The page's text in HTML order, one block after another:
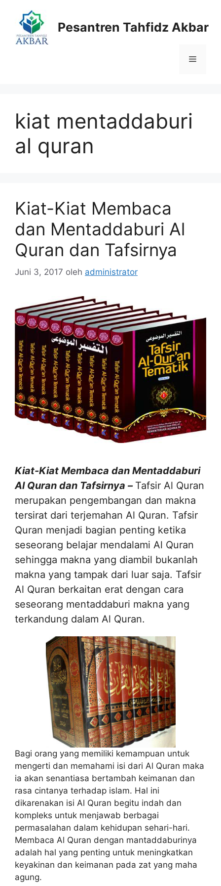
Pesantren Tahfidz Akbar
Menu
kiat mentaddaburi
al quran
Kiat-Kiat Membaca
dan Mentaddaburi Al
Quran dan Tafsirnya
Juni 3, 2017 oleh administrator
Kiat-Kiat Membaca dan Mentaddaburi
Al Quran dan Tafsirnya – Tafsir Al Quran
merupakan pengembangan dan makna
tersirat dari terjemahan Al Quran. Tafsir
Quran menjadi bagian penting ketika
seseorang belajar mendalami Al Quran
sehingga makna yang diambil bukanlah
makna yang tampak dari luar saja. Tafsir
Al Quran berkaitan erat dengan cara
seseorang mentaddaburi makna yang
terkandung dalam Al Quran.
Bagi orang yang memiliki kemampuan untuk
mengerti dan memahami isi dari Al Quran maka
ia akan senantiasa bertambah keimanan dan
rasa cintanya terhadap islam. Hal ini
dikarenakan isi Al Quran begitu indah dan
kompleks untuk menjawab berbagai
permasalahan dalam kehidupan sehari-hari.
Membaca Al Quran dengan mantaddaburinya
adalah hal yang penting untuk meningkatkan
keyakinan dan keimanan pada zat yang maha
agung.